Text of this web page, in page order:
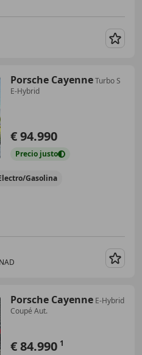
Porsche CayenneTurbo S
E-Hybrid
€ 94.990
Precio justo
Gasolina
Porsche Cayenne E-Hybrid
Coupé Aut.
€ 84.990 1